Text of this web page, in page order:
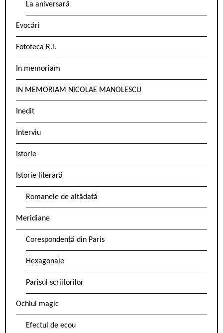
La aniversară
Evocări
Fototeca R.l.
In memoriam
IN MEMORIAM NICOLAE MANOLESCU
Inedit
Interviu
Istorie
Istorie literară
Romanele de altădată
Meridiane
Corespondență din Paris
Hexagonale
Parisul scriitorilor
Ochiul magic
Efectul de ecou